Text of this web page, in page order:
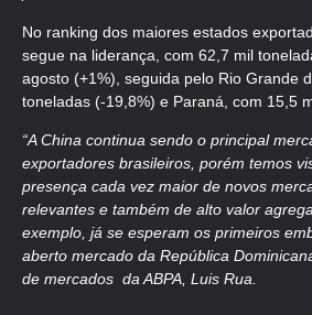
No ranking dos maiores estados
segue na liderança, com 62,7 mil
agosto (+1%), seguida pelo Rio Grande
toneladas (-19,8%) e Paraná, com 15,5
“A China continua sendo o principal
exportadores brasileiros, porém temos
presença cada vez maior de novos
relevantes e também de alto valor
exemplo, já se esperam os primeiros
aberto mercado da República
de mercados da ABPA, Luis Rua.